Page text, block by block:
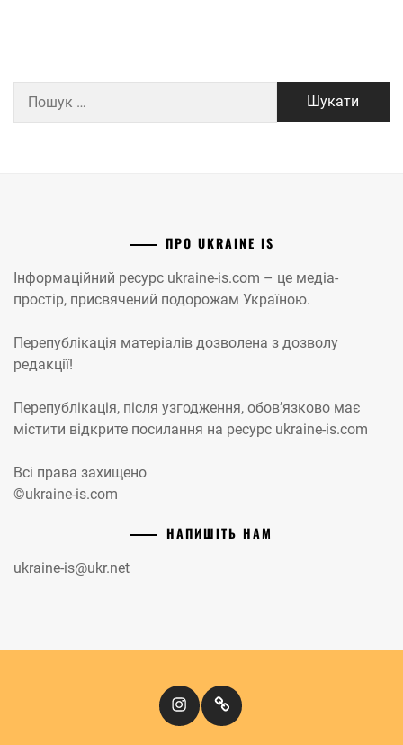
ПРО UKRAINE IS
Інформаційний ресурс ukraine-is.com – це медіа-
простір, присвячений подорожам Україною.
Перепублікація матеріалів дозволена з дозволу
редакції!
Перепублікація, після узгодження, обов’язково має
містити відкрите посилання на ресурс ukraine-is.com
Всі права захищено
©ukraine-is.com
НАПИШІТЬ НАМ
ukraine-is@ukr.net
InstagramКіномандри